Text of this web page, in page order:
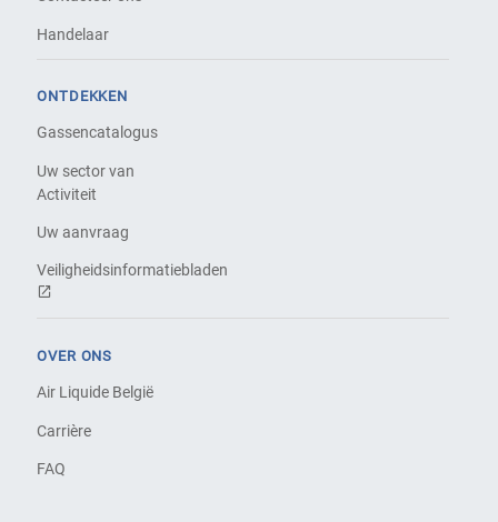
Handelaar
ONTDEKKEN
Gassencatalogus
Uw sector van
Activiteit
Uw aanvraag
Veiligheidsinformatiebladen
OVER ONS
Air Liquide België
Carrière
FAQ